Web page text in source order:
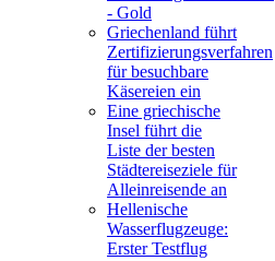
- Gold
Griechenland führt
Zertifizierungsverfahren
für besuchbare
Käsereien ein
Eine griechische
Insel führt die
Liste der besten
Städtereiseziele für
Alleinreisende an
Hellenische
Wasserflugzeuge:
Erster Testflug